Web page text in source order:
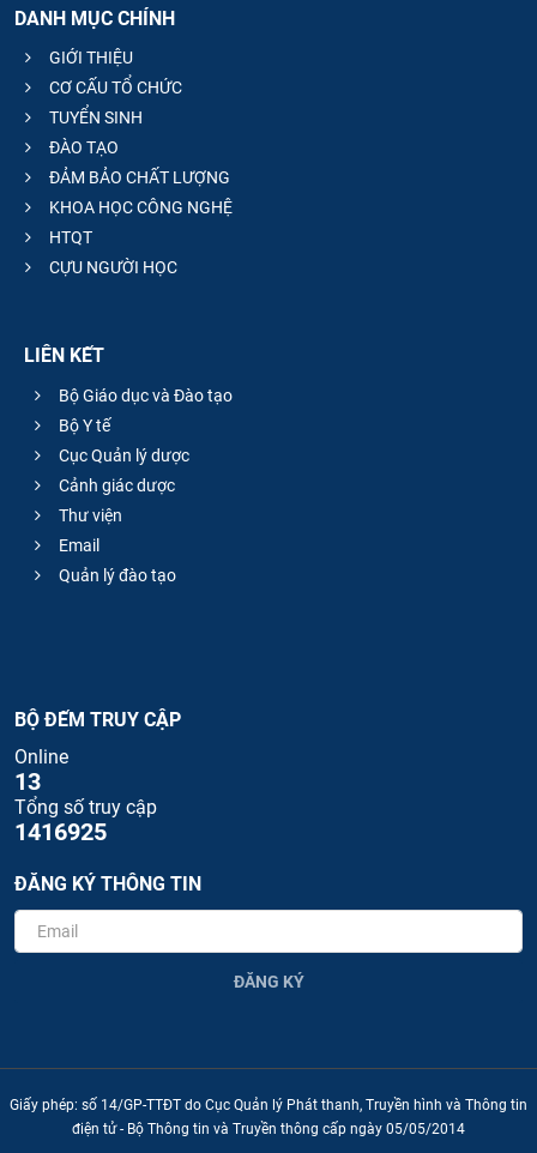
DANH MỤC CHÍNH
GIỚI THIỆU
CƠ CẤU TỔ CHỨC
TUYỂN SINH
ĐÀO TẠO
ĐẢM BẢO CHẤT LƯỢNG
KHOA HỌC CÔNG NGHỆ
HTQT
CỰU NGƯỜI HỌC
LIÊN KẾT
Bộ Giáo dục và Đào tạo
Bộ Y tế
Cục Quản lý dược
Cảnh giác dược
Thư viện
Email
Quản lý đào tạo
BỘ ĐẾM TRUY CẬP
Online
13
Tổng số truy cập
1416925
ĐĂNG KÝ THÔNG TIN
ĐĂNG KÝ
Giấy phép: số 14/GP-TTĐT do Cục Quản lý Phát thanh, Truyền hình và Thông tin
điện tử - Bộ Thông tin và Truyền thông cấp ngày 05/05/2014